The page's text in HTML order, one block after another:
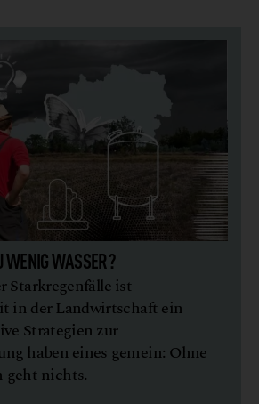
WENIG WASSER?
Starkregenfälle ist
in der Landwirtschaft ein
Strategien zur
haben eines gemein: Ohne
geht nichts.